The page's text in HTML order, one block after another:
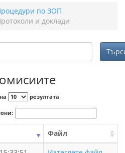
по ЗОП
и доклади
резултата
Файл